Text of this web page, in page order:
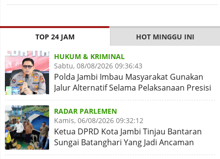
TOP 24 JAM HOT MINGGU INI
HUKUM & KRIMINAL
Sabtu, 08/08/2026 09:36:43
Polda Jambi Imbau Masyarakat Gunakan
Jalur Alternatif Selama Pelaksanaan Presisi
Merdeka Run 2026
RADAR PARLEMEN
Kamis, 06/08/2026 09:32:12
Ketua DPRD Kota Jambi Tinjau Bantaran
Sungai Batanghari Yang Jadi Ancaman
Abrasi